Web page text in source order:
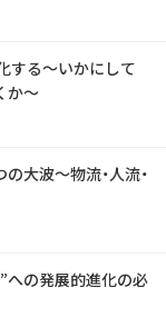
する～いかにして
か～
大波～物流・人流・
への発展的進化の必